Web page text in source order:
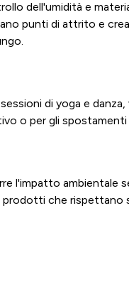
dell'umidità e
punti di attrito e
di yoga e
o per gli spostamenti
l'impatto ambientale
che rispettano